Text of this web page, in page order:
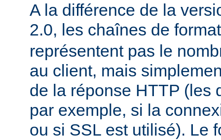
A la différence de la
2.0, les chaînes de
représentent pas le
au client, mais
de la réponse HTTP (les
par exemple, si la
ou si SSL est utilisé). Le